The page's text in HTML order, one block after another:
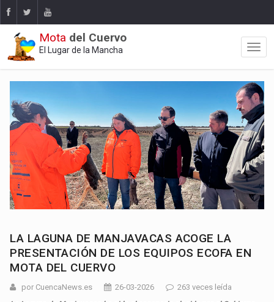
Mota del Cuervo
El Lugar de la Mancha
LA LAGUNA DE MANJAVACAS ACOGE LA
PRESENTACIÓN DE LOS EQUIPOS ECOFA EN
MOTA DEL CUERVO
por CuencaNews.es 26-03-2026
263 veces leída